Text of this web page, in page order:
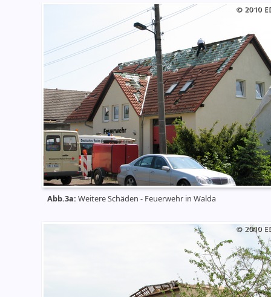
Abb.3a: Weitere Schäden - Feuerwehr in Walda